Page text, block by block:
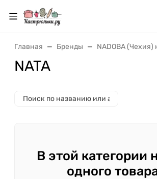
Главная Бренды NADOBA
NATA
В этой категории
одного